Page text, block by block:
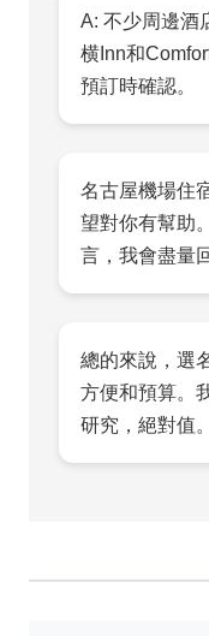
A: 不少周邊酒
横Inn和
預訂時確認。
名古屋機場住
望對你有幫助
言，我會盡量
總的來說，選
方便和預算。
研究，絕對值。